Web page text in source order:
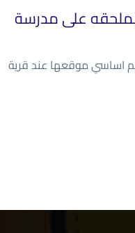
على مدرسة
اساسي موقعها عند قرية